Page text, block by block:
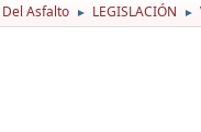
Asfalto ► LEGISLACIÓN ►